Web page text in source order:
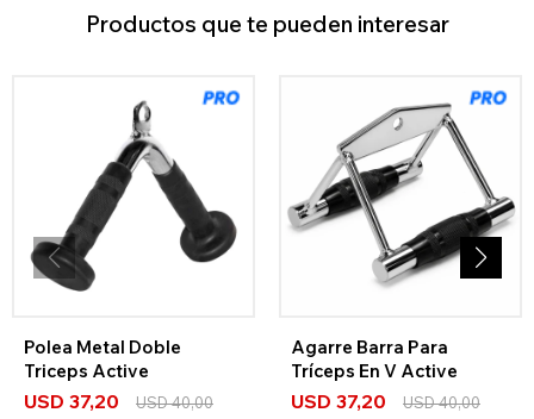
Productos que te pueden interesar
Polea Metal Doble
Triceps Active
USD 37,20 USD40,00
Agarre Barra Para
Tríceps En V Active
USD 37,20 USD40,00